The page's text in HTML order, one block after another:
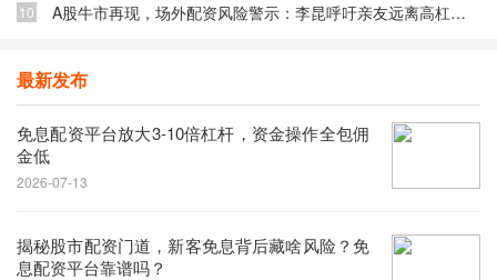
10 A股牛市再现，场外配资风险警示：李昆呼吁亲友远离高杠杆陷阱
最新发布
免息配资平台放大3-10倍杠杆，资金操作全包佣
金低
2026-07-13
揭秘股市配资门道，新客免息背后藏啥风险？免
息配资平台靠谱吗？